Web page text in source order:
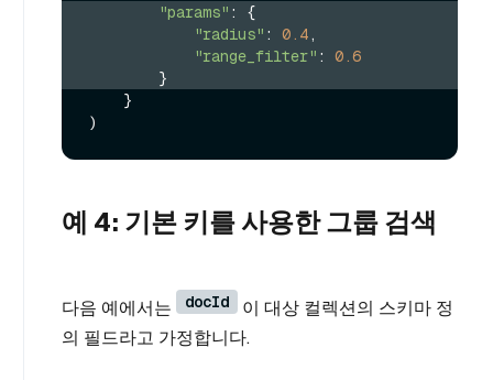
"params" : {
"radius" : 0.4,
"range_filter" : 0.6
        }
예 4: 기본 키를 사용한 그룹 검색
다음 예에서는 docId
이 대상 컬렉션의 스키마 정
의 필드라고 가정합니다.